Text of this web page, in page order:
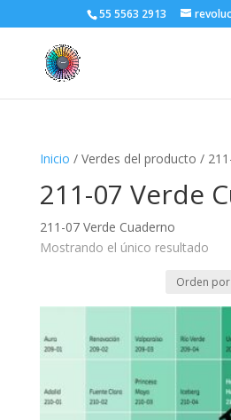
55 5563 2913
Inicio / Verdes del producto /
211-07 Verde
211-07 Verde Cuaderno
Mostrando el único resultado